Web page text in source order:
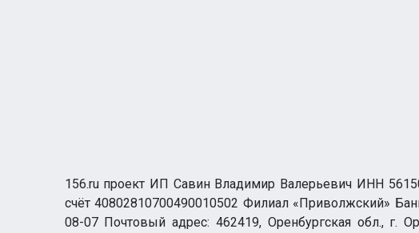
156.ru проект ИП Савин Владимир Валерьевич ИНН
счёт 40802810700490010502 Филиал «Приволжский»
08-07 Почтовый адрес: 462419, Оренбургская обл., г.